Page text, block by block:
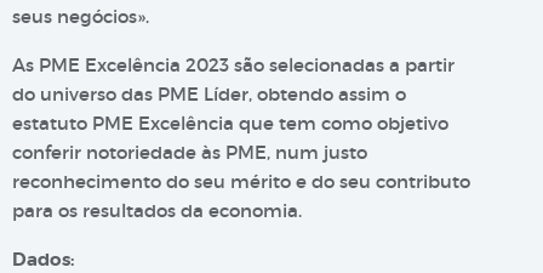
seus negócios».
As PME Excelência 2023 são selecionadas a partir
do universo das PME Líder, obtendo assim o
estatuto PME Excelência que tem como objetivo
conferir notoriedade às PME, num justo
reconhecimento do seu mérito e do seu contributo
para os resultados da economia.
Dados: